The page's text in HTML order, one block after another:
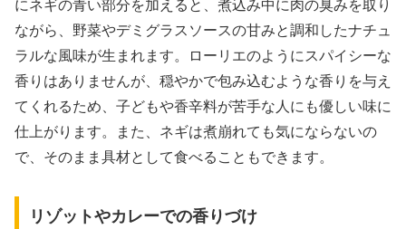
にネギの青い部分を加えると、煮込み中に肉の臭みを取り
ながら、野菜やデミグラスソースの甘みと調和したナチュ
ラルな風味が生まれます。ローリエのようにスパイシーな
香りはありませんが、穏やかで包み込むような香りを与え
てくれるため、子どもや香辛料が苦手な人にも優しい味に
仕上がります。また、ネギは煮崩れても気にならないの
で、そのまま具材として食べることもできます。
リゾットやカレーでの香りづけ